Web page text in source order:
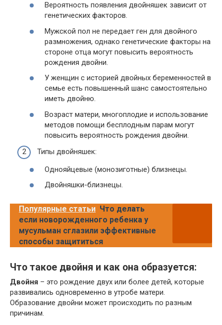
Вероятность появления двойняшек зависит от
генетических факторов.
Мужской пол не передает ген для двойного
размножения, однако генетические факторы на
стороне отца могут повысить вероятность
рождения двойни.
У женщин с историей двойных беременностей в
семье есть повышенный шанс самостоятельно
иметь двойню.
Возраст матери, многоплодие и использование
методов помощи бесплодным парам могут
повысить вероятность рождения двойни.
Типы двойняшек:
Однояйцевые (монозиготные) близнецы.
Двойняшки-близнецы.
Популярные статьи Что делать
если новорожденного ребенка у
мусульман сглазили эффективные
способы защититься
Что такое двойня и как она образуется:
Двойня – это рождение двух или более детей, которые
развивались одновременно в утробе матери.
Образование двойни может происходить по разным
причинам.